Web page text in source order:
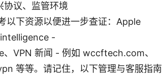
协议、监管环境
以下资源以便进一步查证：Apple
-
VPN 新闻 - 例如 wccftech.com、
等等。请记住，以下管理与客服指南